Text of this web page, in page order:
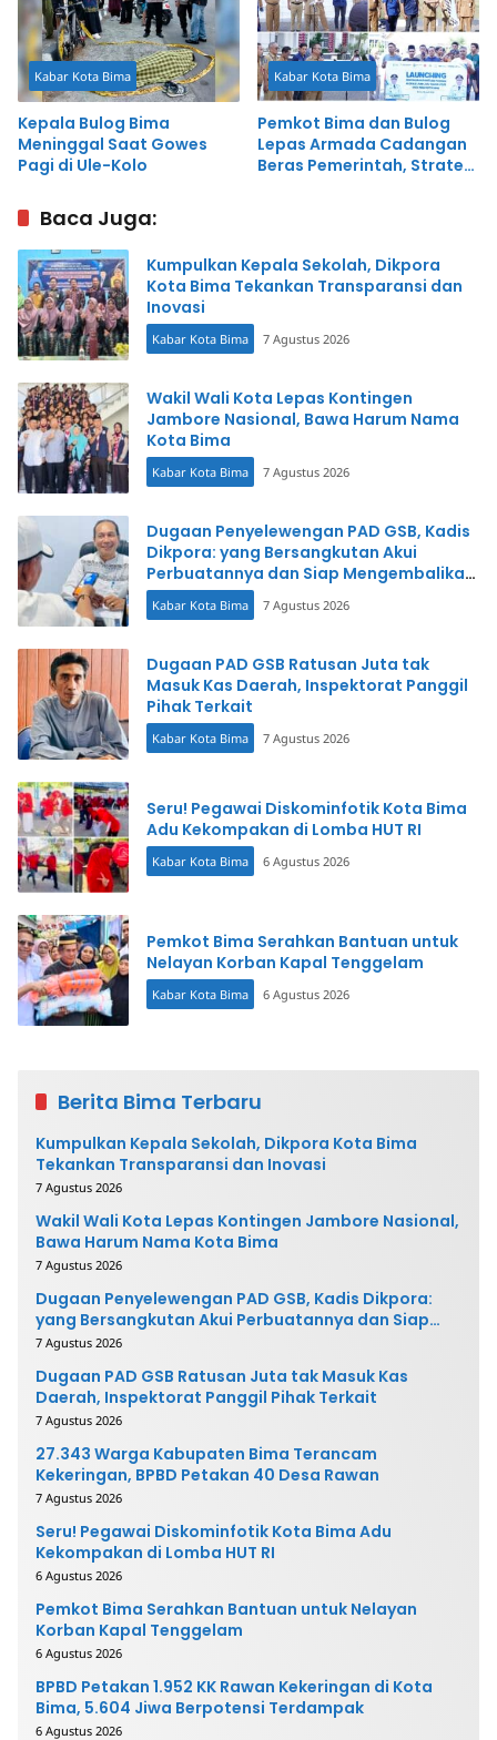
Kabar Kota Bima
Kepala Bulog Bima
Meninggal Saat Gowes
Pagi di Ule-Kolo
Kabar Kota Bima
Pemkot Bima dan Bulog
Lepas Armada Cadangan
Beras Pemerintah, Strategi
Baca Juga:
Kumpulkan Kepala Sekolah, Dikpora
Kota Bima Tekankan Transparansi dan
Inovasi
Kabar Kota Bima 7 Agustus 2026
Wakil Wali Kota Lepas Kontingen
Jambore Nasional, Bawa Harum Nama
Kota Bima
Kabar Kota Bima 7 Agustus 2026
Dugaan Penyelewengan PAD GSB, Kadis
Dikpora: yang Bersangkutan Akui
Perbuatannya dan Siap Mengembalikan
Uang
Kabar Kota Bima 7 Agustus 2026
Dugaan PAD GSB Ratusan Juta tak
Masuk Kas Daerah, Inspektorat Panggil
Pihak Terkait
Kabar Kota Bima 7 Agustus 2026
Seru! Pegawai Diskominfotik Kota Bima
Adu Kekompakan di Lomba HUT RI
Kabar Kota Bima 6 Agustus 2026
Pemkot Bima Serahkan Bantuan untuk
Nelayan Korban Kapal Tenggelam
Kabar Kota Bima 6 Agustus 2026
Berita Bima Terbaru
Kumpulkan Kepala Sekolah, Dikpora Kota Bima
Tekankan Transparansi dan Inovasi
7 Agustus 2026
Wakil Wali Kota Lepas Kontingen Jambore Nasional,
Bawa Harum Nama Kota Bima
7 Agustus 2026
Dugaan Penyelewengan PAD GSB, Kadis Dikpora:
yang Bersangkutan Akui Perbuatannya dan Siap
Mengembalikan Uang
7 Agustus 2026
Dugaan PAD GSB Ratusan Juta tak Masuk Kas
Daerah, Inspektorat Panggil Pihak Terkait
7 Agustus 2026
27.343 Warga Kabupaten Bima Terancam
Kekeringan, BPBD Petakan 40 Desa Rawan
7 Agustus 2026
Seru! Pegawai Diskominfotik Kota Bima Adu
Kekompakan di Lomba HUT RI
6 Agustus 2026
Pemkot Bima Serahkan Bantuan untuk Nelayan
Korban Kapal Tenggelam
6 Agustus 2026
BPBD Petakan 1.952 KK Rawan Kekeringan di Kota
Bima, 5.604 Jiwa Berpotensi Terdampak
6 Agustus 2026